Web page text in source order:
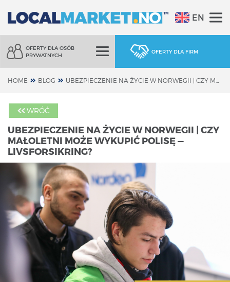
EN
OFERTY DLA OSÓB
PRYWATNYCH
OFERTY DLA FIRM
HOME BLOG
WRÓĆ
UBEZPIECZENIE NA ŻYCIE W NORWEGII | CZY
MAŁOLETNI MOŻE WYKUPIĆ POLISĘ —
LIVSFORSIKRING?